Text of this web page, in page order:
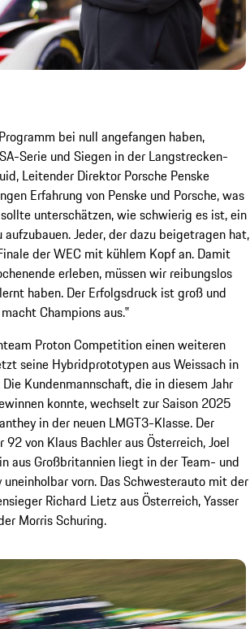
bei null angefangen haben,
Serie und Siegen in der Langstrecken-
Leitender Direktor Porsche Penske
Erfahrung von Penske und Porsche, was
unterschätzen, wie schwierig es ist, ein
Jeder, der dazu beigetragen hat,
der WEC mit kühlem Kopf an. Damit
erleben, müssen wir reibungslos
haben. Der Erfolgsdruck ist groß und
Champions aus.‟
Proton Competition einen weiteren
seine Hybridprototypen aus Weissach in
Kundenmannschaft, die in diesem Jahr
konnte, wechselt zur Saison 2025
in der neuen LMGT3-Klasse. Der
von Klaus Bachler aus Österreich, Joel
aus Großbritannien liegt in der Team- und
vorn. Das Schwesterauto mit der
Richard Lietz aus Österreich, Yasser
Morris Schuring.